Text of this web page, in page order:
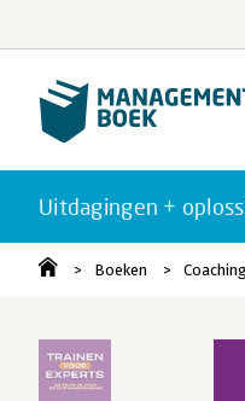
Uitdagingen +
Boeken